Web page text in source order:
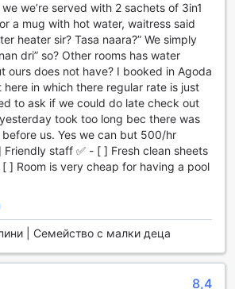
Pool Villa Resort and Spa
and Spa предлага изключителни
комфорт и спокойствие по
Гостите могат да се
за пране, която осигурява
без да се налага да напускате
Освен това, услугата за рум-
за да задоволи всяко ваше
вашето изживяване още по-
сейфове за съхранение на
на рецепцията предлага
ще ви помогнат с всякакви
да направите престоя си
we’re served with 2 sachets of 3in1
a mug with hot water, waitress said
heater sir? Tasa naara?” We simply
dri” so? Other rooms has water
ours does not have? I booked in Agoda
in which there regular rate is just
to ask if we could do late check out
took too long bec there was
us. Yes we can but 500/hr
Friendly staff ✅ - [ ] Fresh clean sheets
] Room is very cheap for having a pool
| Семейство с малки деца
8,4